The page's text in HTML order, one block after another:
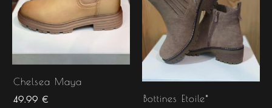
Chelsea Maya
49.99 € Bottines Etoile*